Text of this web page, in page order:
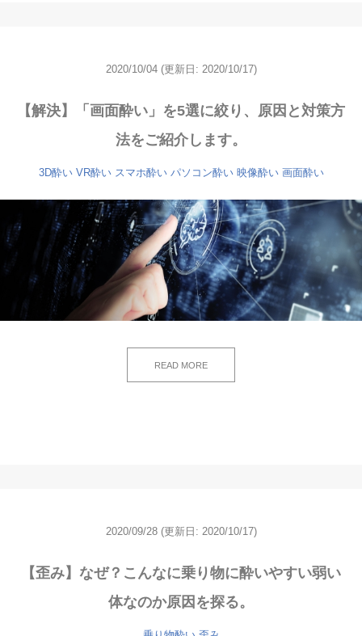
2020/10/04 (更新日: 2020/10/17)
【解決】「画面酔い」を5選に絞り、原因と対策方
法をご紹介します。
3D酔い VR酔い スマホ酔い パソコン酔い 映像酔い 画面酔い
READ MORE
2020/09/28 (更新日: 2020/10/17)
【歪み】なぜ？こんなに乗り物に酔いやすい弱い
体なのか原因を探る。